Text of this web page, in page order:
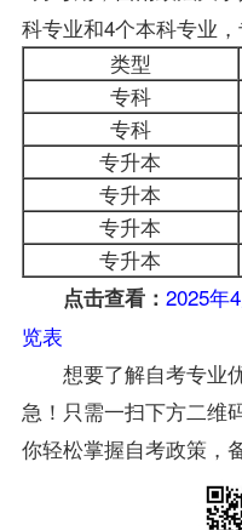
科专业和4个本科专业
类型
专科
专科
专升本
专升本
专升本
专升本
点击查看： 2025年
览表
想要了解自考专业
急！只需一扫下方二维
你轻松掌握自考政策，